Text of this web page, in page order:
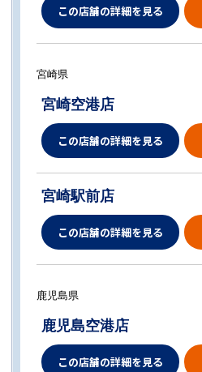
この店舗の詳細を見る
宮崎県
宮崎空港店
この店舗の詳細を見る
宮崎駅前店
この店舗の詳細を見る
鹿児島県
鹿児島空港店
この店舗の詳細を見る